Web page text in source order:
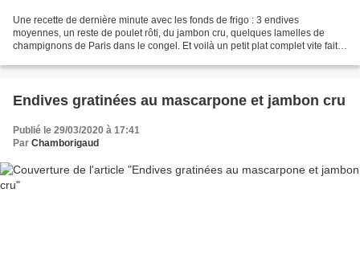
Une recette de dernière minute avec les fonds de frigo : 3 endives
moyennes, un reste de poulet rôti, du jambon cru, quelques lamelles de
champignons de Paris dans le congel. Et voilà un petit plat complet vite fait,
Endives gratinées au mascarpone et jambon cru
Publié le 29/03/2020 à 17:41
Par Chamborigaud